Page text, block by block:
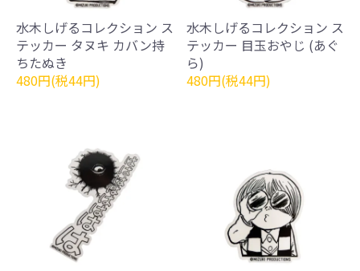
水木しげるコレクション ス
テッカー タヌキ カバン持
ちたぬき
480円(税44円)
水木しげるコレクション ス
テッカー 目玉おやじ (あぐ
ら)
480円(税44円)